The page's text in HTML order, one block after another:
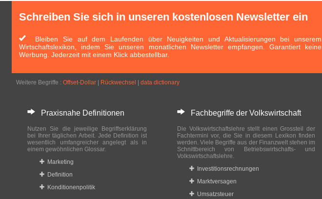
Schreiben Sie sich in unseren kostenlosen Newsletter ein
Bleiben Sie auf dem Laufenden über Neuigkeiten und Aktualisierungen bei unserem
Wirtschaftslexikon, indem Sie unseren monatlichen Newsletter empfangen. Garantiert keine
Werbung. Jederzeit mit einem Klick abbestellbar.
Weitere Begriffe : Offset-Dollar Rückwechsel data dictionary
Praxisnahe Definitionen
Nutzen Sie die jeweilige Begriffserklärung
bei Ihrer täglichen Arbeit. Jede Definition ist
wesentlich umfangreicher angelegt als in
einem gewöhnlichen Glossar.
Marketing
Definition
Konditionenpolitik
Fachbegriffe der Volkswirtschaft
Die Volkswirtschaftslehre stellt einen Grossteil der
Fachtermini vor, die Sie in diesem Lexikon finden
werden. Viele Begriffe aus der Finanzwelt stehen im
Schnittbereich von Betriebswirtschafts- und
Volkswirtschaftslehre.
Investitionsrechnungen
Marktversagen
Umsatzsteuer